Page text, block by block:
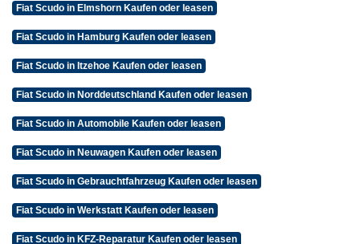
Fiat Scudo in Elmshorn Kaufen oder leasen
Fiat Scudo in Hamburg Kaufen oder leasen
Fiat Scudo in Itzehoe Kaufen oder leasen
Fiat Scudo in Norddeutschland Kaufen oder leasen
Fiat Scudo in Automobile Kaufen oder leasen
Fiat Scudo in Neuwagen Kaufen oder leasen
Fiat Scudo in Gebrauchtfahrzeug Kaufen oder leasen
Fiat Scudo in Werkstatt Kaufen oder leasen
Fiat Scudo in KFZ-Reparatur Kaufen oder leasen